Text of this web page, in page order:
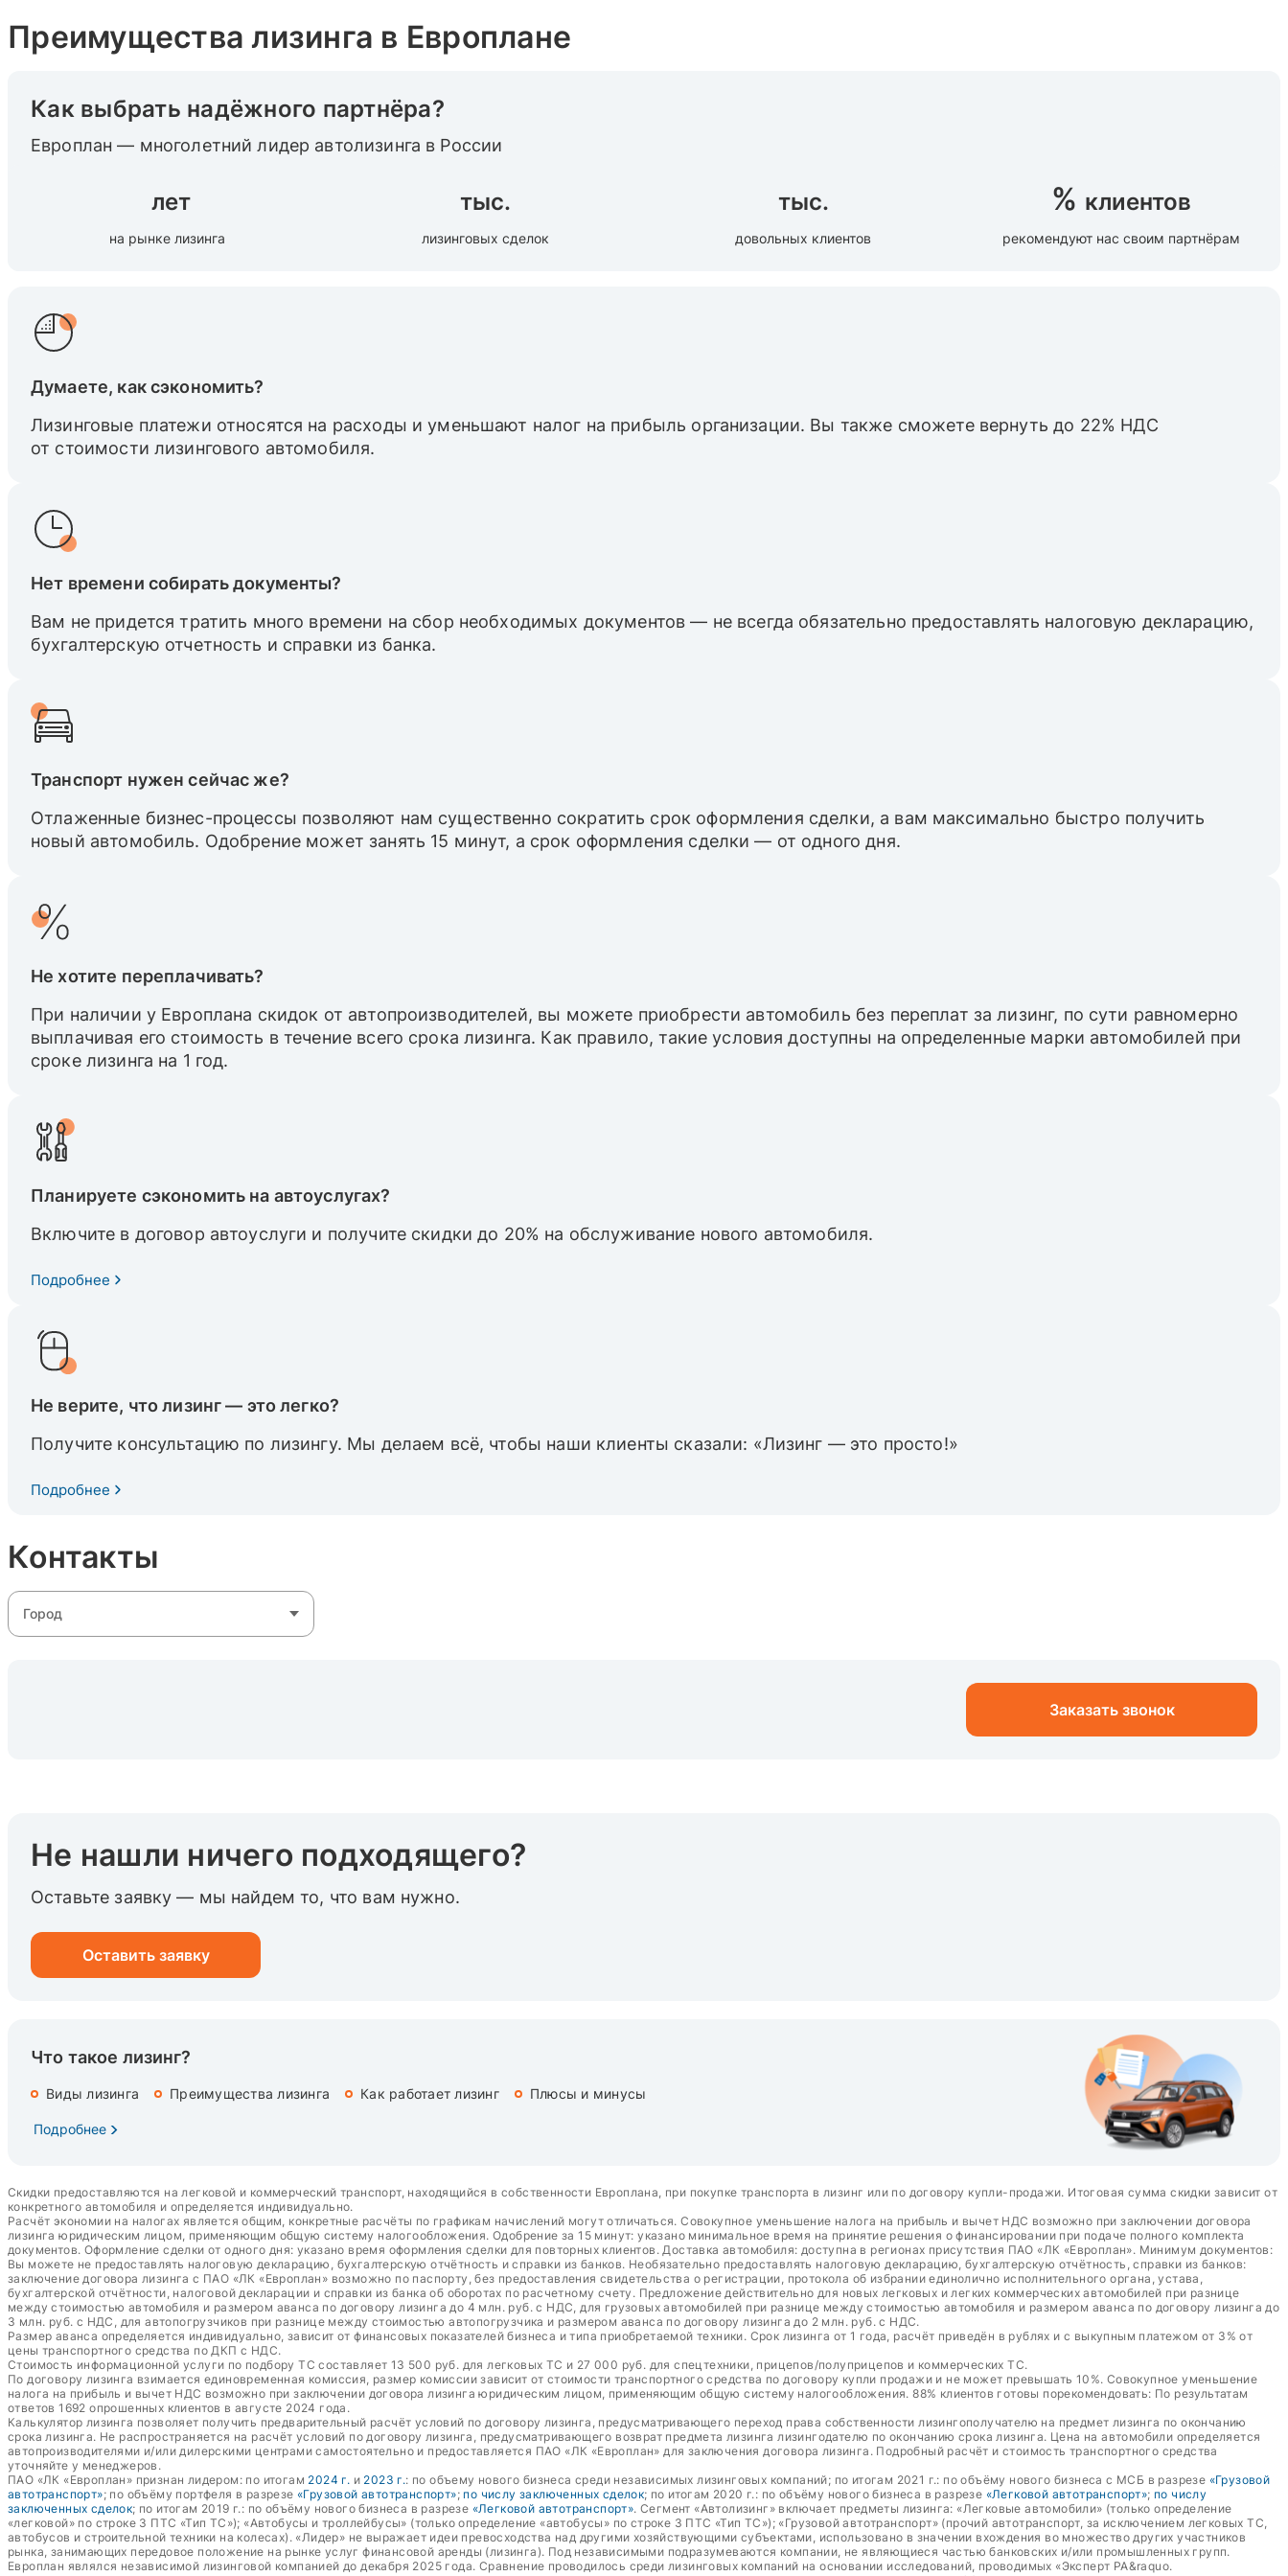
Преимущества лизинга в Европлане
Как выбрать надёжного партнёра?
Европлан — многолетний лидер автолизинга в России
лет
на рынке лизинга
тыс.
лизинговых сделок
тыс.
довольных клиентов
% клиентов
рекомендуют нас своим партнёрам
Думаете, как сэкономить?
Лизинговые платежи относятся на расходы и уменьшают налог на прибыль организации. Вы также cможете вернуть до 22% НДС
от стоимости лизингового автомобиля.
Нет времени собирать документы?
Вам не придется тратить много времени на сбор необходимых документов — не всегда обязательно предоставлять налоговую декларацию,
бухгалтерскую отчетность и справки из банка.
Транспорт нужен сейчас же?
Отлаженные бизнес-процессы позволяют нам существенно сократить срок оформления сделки, а вам максимально быстро получить
новый автомобиль. Одобрение может занять 15 минут, а срок оформления сделки — от одного дня.
Не хотите переплачивать?
При наличии у Европлана скидок от автопроизводителей, вы можете приобрести автомобиль без переплат за лизинг, по сути равномерно
выплачивая его стоимость в течение всего срока лизинга. Как правило, такие условия доступны на определенные марки автомобилей при
сроке лизинга на 1 год.
Планируете сэкономить на автоуслугах?
Включите в договор автоуслуги и получите скидки до 20% на обслуживание нового автомобиля.
Подробнее
Не верите, что лизинг — это легко?
Получите консультацию по лизингу. Мы делаем всё, чтобы наши клиенты сказали: «Лизинг — это просто!»
Подробнее
Контакты
Город
Заказать звонок
Не нашли ничего подходящего?
Оставьте заявку — мы найдем то, что вам нужно.
Оставить заявку
Что такое лизинг?
Виды лизинга Преимущества лизинга Как работает лизинг Плюсы и минусы
Подробнее
Скидки предоставляются на легковой и коммерческий транспорт, находящийся в собственности Европлана, при покупке транспорта в лизинг или по договору купли-продажи. Итоговая сумма скидки зависит от
конкретного автомобиля и определяется индивидуально.
Расчёт экономии на налогах является общим, конкретные расчёты по графикам начислений могут отличаться. Совокупное уменьшение налога на прибыль и вычет НДС возможно при заключении договора
лизинга юридическим лицом, применяющим общую систему налогообложения. Одобрение за 15 минут: указано минимальное время на принятие решения о финансировании при подаче полного комплекта
документов. Оформление сделки от одного дня: указано время оформления сделки для повторных клиентов. Доставка автомобиля: доступна в регионах присутствия ПАО «ЛК «Европлан». Минимум документов:
Вы можете не предоставлять налоговую декларацию, бухгалтерскую отчётность и справки из банков. Необязательно предоставлять налоговую декларацию, бухгалтерскую отчётность, справки из банков:
заключение договора лизинга с ПАО «ЛК «Европлан» возможно по паспорту, без предоставления свидетельства о регистрации, протокола об избрании единолично исполнительного органа, устава,
бухгалтерской отчётности, налоговой декларации и справки из банка об оборотах по расчетному счету. Предложение действительно для новых легковых и легких коммерческих автомобилей при разнице
между стоимостью автомобиля и размером аванса по договору лизинга до 4 млн. руб. с НДС, для грузовых автомобилей при разнице между стоимостью автомобиля и размером аванса по договору лизинга до
3 млн. руб. с НДС, для автопогрузчиков при разнице между стоимостью автопогрузчика и размером аванса по договору лизинга до 2 млн. руб. с НДС.
Размер аванса определяется индивидуально, зависит от финансовых показателей бизнеса и типа приобретаемой техники. Срок лизинга от 1 года, расчёт приведён в рублях и с выкупным платежом от 3% от
цены транспортного средства по ДКП с НДС.
Стоимость информационной услуги по подбору ТС составляет 13 500 руб. для легковых ТС и 27 000 руб. для спецтехники, прицепов/полуприцепов и коммерческих ТС.
По договору лизинга взимается единовременная комиссия, размер комиссии зависит от стоимости транспортного средства по договору купли продажи и не может превышать 10%. Совокупное уменьшение
налога на прибыль и вычет НДС возможно при заключении договора лизинга юридическим лицом, применяющим общую систему налогообложения. 88% клиентов готовы порекомендовать: По результатам
ответов 1692 опрошенных клиентов в августе 2024 года.
Калькулятор лизинга позволяет получить предварительный расчёт условий по договору лизинга, предусматривающего переход права собственности лизингополучателю на предмет лизинга по окончанию
срока лизинга. Не распространяется на расчёт условий по договору лизинга, предусматривающего возврат предмета лизинга лизингодателю по окончанию срока лизинга. Цена на автомобили определяется
автопроизводителями и/или дилерскими центрами самостоятельно и предоставляется ПАО «ЛК «Европлан» для заключения договора лизинга. Подробный расчёт и стоимость транспортного средства
уточняйте у менеджеров.
ПАО «ЛК «Европлан» признан лидером: по итогам 2024 г. и 2023 г.: по объему нового бизнеса среди независимых лизинговых компаний; по итогам 2021 г.: по объёму нового бизнеса с МСБ в разрезе «Грузовой
автотранспорт»; по объёму портфеля в разрезе «Грузовой автотранспорт»; по числу заключенных сделок; по итогам 2020 г.: по объёму нового бизнеса в разрезе «Легковой автотранспорт»; по числу
заключенных сделок; по итогам 2019 г.: по объёму нового бизнеса в разрезе «Легковой автотранспорт». Сегмент «Автолизинг» включает предметы лизинга: «Легковые автомобили» (только определение
«легковой» по строке 3 ПТС «Тип ТС»); «Автобусы и троллейбусы» (только определение «автобусы» по строке 3 ПТС «Тип ТС»); «Грузовой автотранспорт» (прочий автотранспорт, за исключением легковых ТС,
автобусов и строительной техники на колесах). «Лидер» не выражает идеи превосходства над другими хозяйствующими субъектами, использовано в значении вхождения во множество других участников
рынка, занимающих передовое положение на рынке услуг финансовой аренды (лизинга). Под независимыми подразумеваются компании, не являющиеся частью банковских и/или промышленных групп.
Европлан являлся независимой лизинговой компанией до декабря 2025 года. Сравнение проводилось среди лизинговых компаний на основании исследований, проводимых «Эксперт РА&raquo.